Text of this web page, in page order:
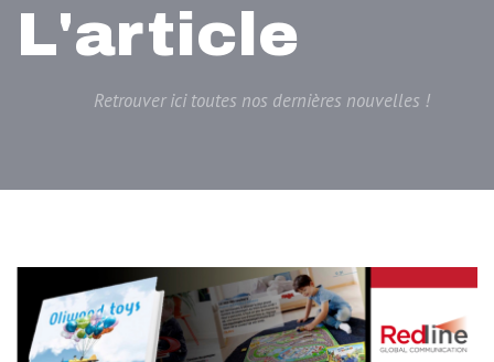
L'article
Retrouver ici toutes nos dernières nouvelles !